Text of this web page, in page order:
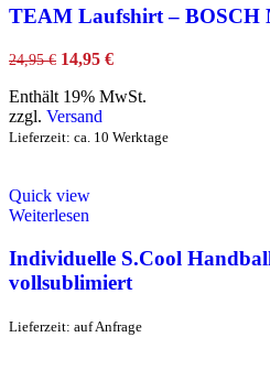
TEAM Laufshirt – BOSCH
24,95€ 14,95 €
Enthält 19% MwSt.
zzgl. Versand
Lieferzeit: ca. 10 Werktage
Quick view
Weiterlesen
Individuelle S.Cool
vollsublimiert
Lieferzeit: auf Anfrage